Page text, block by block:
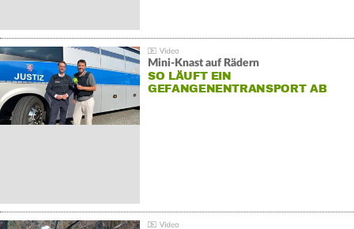
Mini-Knast auf Rädern
SO LÄUFT EIN
GEFANGENENTRANSPORT AB